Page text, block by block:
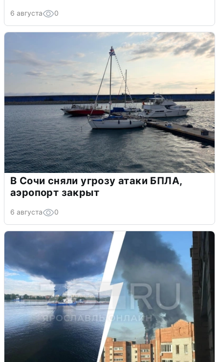
6 августа 0
В Сочи сняли угрозу атаки БПЛА,
аэропорт закрыт
6 августа 0